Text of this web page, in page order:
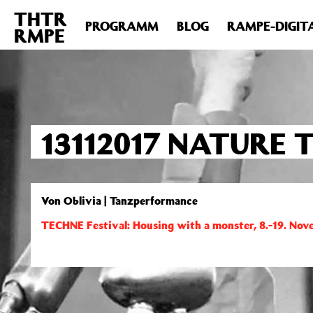
Deprecated : Die Funktion post_permalink ist seit Version
includes/functions.phpon line6031
THTR
RMPE PROGRAMM BLOG RAMPE-
13112017 NATURE
Von Oblivia | Tanzperformance
TECHNE Festival: Housing with a monster, 8.-19.